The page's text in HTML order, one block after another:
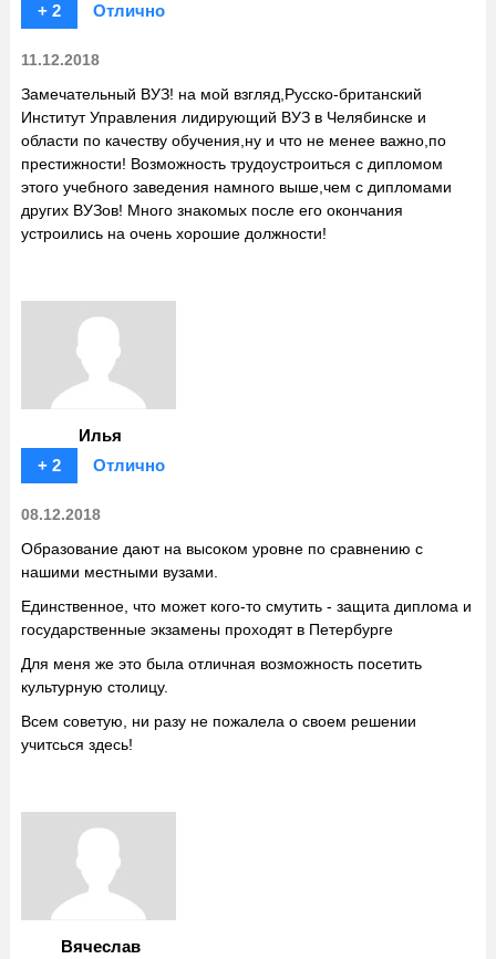
+ 2
Отлично
11.12.2018
Замечательный ВУЗ! на мой взгляд,Русско-британский
Институт Управления лидирующий ВУЗ в Челябинске и
области по качеству обучения,ну и что не менее важно,по
престижности! Возможность трудоустроиться с дипломом
этого учебного заведения намного выше,чем с дипломами
других ВУЗов! Много знакомых после его окончания
устроились на очень хорошие должности!
Илья
+ 2
Отлично
08.12.2018
Образование дают на высоком уровне по сравнению с
нашими местными вузами.
Единственное, что может кого-то смутить - защита диплома и
государственные экзамены проходят в Петербурге
Для меня же это была отличная возможность посетить
культурную столицу.
Всем советую, ни разу не пожалела о своем решении
учитсься здесь!
Вячеслав